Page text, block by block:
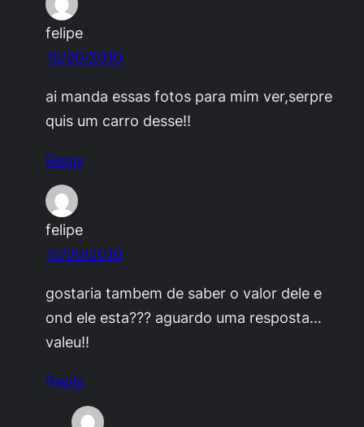
felipe
10/20/2010
ai manda essas fotos para mim ver,serpre
quis um carro desse!!
Reply
felipe
10/20/2010
gostaria tambem de saber o valor dele e
ond ele esta??? aguardo uma resposta…
valeu!!
Reply